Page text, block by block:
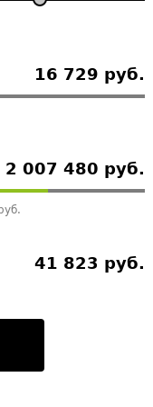
16 729 руб.
2 007 480 руб.
41 823 руб.